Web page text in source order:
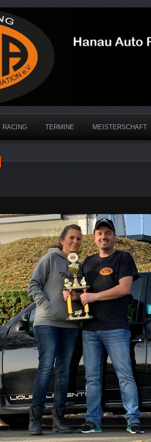
Association
RACING TERMINE MEISTERSCHAFT